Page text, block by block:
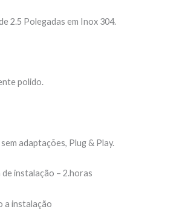
2.5 Polegadas em Inox 304.
polido.
adaptações, Plug & Play.
de instalação – 2.horas
a instalação